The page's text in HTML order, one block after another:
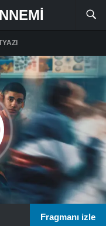
Fragmanı izle